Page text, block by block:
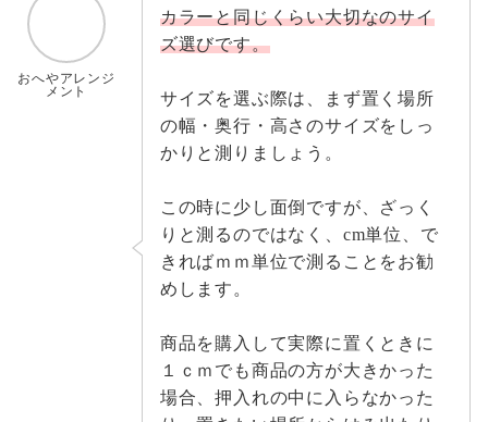
おへやアレンジ
メント
カラーと同じくらい大切なのサイ
ズ選びです。
サイズを選ぶ際は、まず置く場所
の幅・奥行・高さのサイズをしっ
かりと測りましょう。
この時に少し面倒ですが、ざっく
りと測るのではなく、cm単位、で
きればｍｍ単位で測ることをお勧
めします。
商品を購入して実際に置くときに
１ｃｍでも商品の方が大きかった
場合、押入れの中に入らなかった